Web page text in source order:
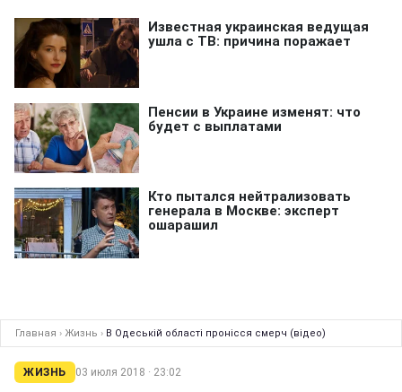
Главная › Жизнь › В Одеській області пронісся смерч (відео)
ЖИЗНЬ 03 июля 2018 · 23:02